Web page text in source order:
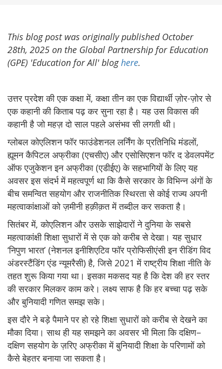
This blog post was originally published October
28th, 2025 on the Global Partnership for Education
(GPE) 'Education for All' bloghere.
उत्तर प्रदेश की एक कक्षा में, कक्षा तीन का एक विद्यार्थी ज़ोर-ज़ोर से
एक कहानी की किताब पढ़ कर सुना रहा है। यह उस विकास की
कहानी है जो महज़ दो साल पहले असंभव सी लगती थी।
ग्लोबल कोएलिशन फॉर फाउंडेशनल लर्निंग के प्रतिनिधि मंडलों,
ह्यूमन कैपिटल अफ्रीका (एचसीए) और एसोसिएशन फॉर द डेवलपमेंट
ऑफ एजुकेशन इन अफ्रीका (एडीईए) के सहभागियों के लिए यह
अवसर इस संदर्भ में महत्वपूर्ण था कि कैसे सरकार के विभिन्न अंगों के
बीच समन्वित सहयोग और राजनीतिक स्थिरता से कोई राज्य अपनी
महत्वाकांक्षाओं को ज़मीनी हक़ीक़त में तब्दील कर सकता है।
सितंबर में, कोएलिशन और उसके साझेदारों ने दुनिया के सबसे
महत्वाकांक्षी शिक्षा सुधारों में से एक को करीब से देखा। यह सुधार
‘निपुण भारत’ (नेशनल इनीशिएटिव फॉर प्रोफिसीएंसी इन रीडिंग विद
अंडरस्टैंडिंग एंड न्यूमरैसी) है, जिसे 2021 में राष्ट्रीय शिक्षा नीति के
तहत शुरू किया गया था। इसका मकसद यह है कि देश की हर स्तर
की सरकार मिलकर काम करे। लक्ष्य साफ है कि हर बच्चा पढ़ सके
और बुनियादी गणित समझ सके।
इस दौरे ने बड़े पैमाने पर हो रहे शिक्षा सुधारों को करीब से देखने का
मौका दिया। साथ ही यह समझने का अवसर भी मिला कि दक्षिण–
दक्षिण सहयोग के ज़रिए अफ्रीका में बुनियादी शिक्षा के परिणामों को
कैसे बेहतर बनाया जा सकता है।